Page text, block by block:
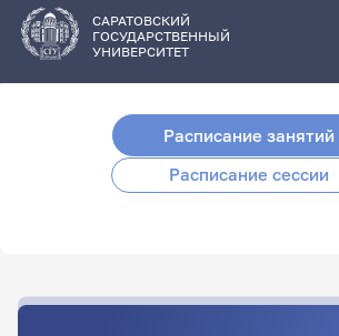
основному
содержанию
САРАТОВСКИЙ
ГОСУДАРСТВЕННЫЙ
УНИВЕРСИТЕТ
Расписание занятий
Расписание сессии